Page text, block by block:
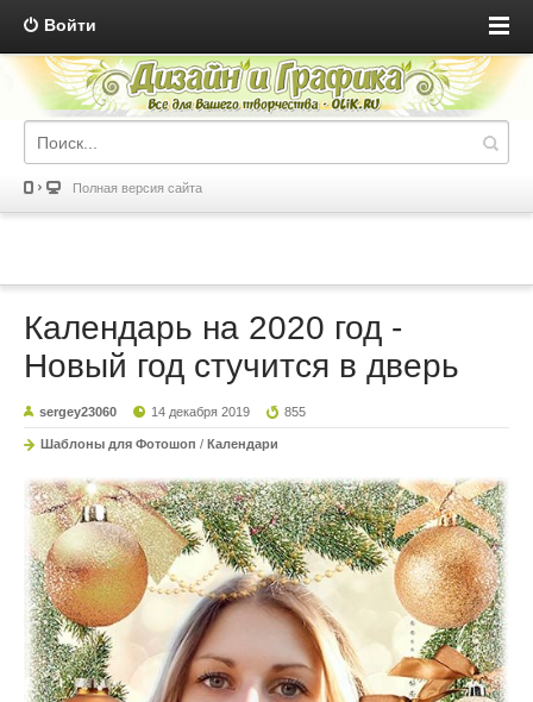
Войти
Полная версия сайта
Календарь на 2020 год -
Новый год стучится в дверь
sergey23060 14 декабря 2019 855
Шаблоны для Фотошоп / Календари